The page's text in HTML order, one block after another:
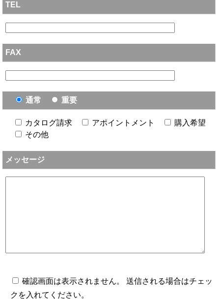
TEL
FAX
通常 重要
カタログ請求 アポイントメント
購入希望
その他
メッセージ
確認画面は表示されません。 送信される場合はチェッ
クを入れてください。